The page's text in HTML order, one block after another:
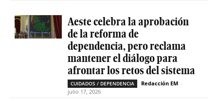
Aeste celebra la aprobación
de la reforma de
dependencia, pero reclama
mantener el diálogo para
afrontar los retos del sistema
CUIDADOS / DEPENDENCIA Redacción EM -
julio 17, 2026